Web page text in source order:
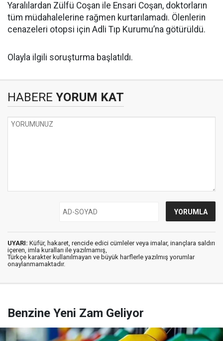
Yaralılardan Zülfü Coşan ile Ensari Coşan, doktorların
tüm müdahalelerine rağmen kurtarılamadı. Ölenlerin
cenazeleri otopsi için Adli Tıp Kurumu’na götürüldü.
Olayla ilgili soruşturma başlatıldı.
HABERE YORUM KAT
UYARI: Küfür, hakaret, rencide edici cümleler veya imalar, inançlara saldırı
içeren, imla kuralları ile yazılmamış,
Türkçe karakter kullanılmayan ve büyük harflerle yazılmış yorumlar
onaylanmamaktadır.
Benzine Yeni Zam Geliyor